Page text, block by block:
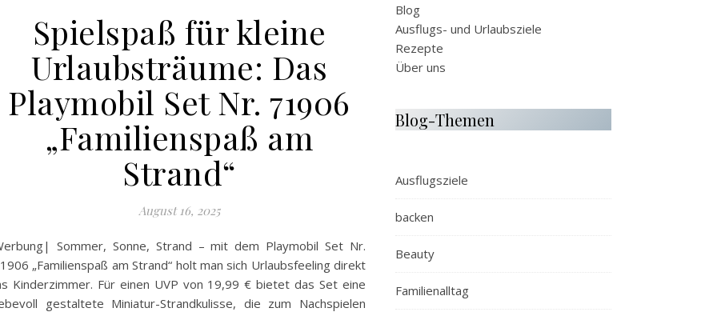
Spielspaß für kleine
Urlaubsträume: Das
Playmobil Set Nr. 71906
„Familienspaß am
Strand“
August 16, 2025
Sommer, Sonne, Strand – mit dem Playmobil Set Nr.
„Familienspaß am Strand“ holt man sich Urlaubsfeeling direkt
Kinderzimmer. Für einen UVP von 19,99 € bietet das Set eine
gestaltete Miniatur-Strandkulisse, die zum Nachspielen
Blog
Ausflugs- und Urlaubsziele
Rezepte
Über uns
Blog-Themen
Ausflugsziele
backen
Beauty
Familienalltag